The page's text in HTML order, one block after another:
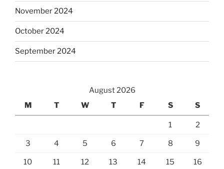
November 2024
October 2024
September 2024
August 2026
M
T W T F S S
1 2
3 4 5 6 7 8 9
10 11 12 13 14 15 16